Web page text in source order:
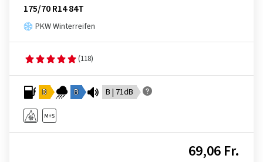
175/70 R14 84T
PKW Winterreifen
(118)
D B B | 71dB
69,06 Fr.